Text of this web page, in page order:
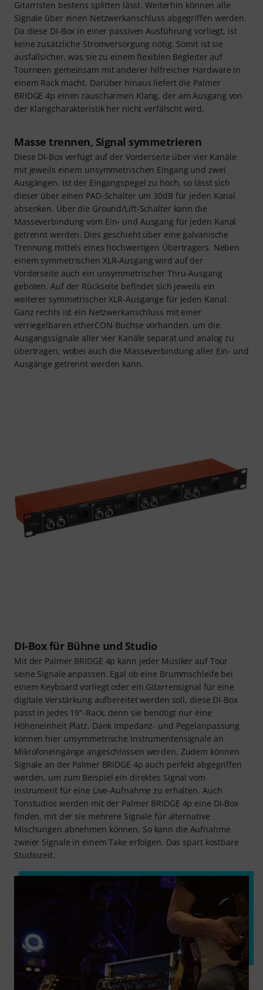
Gitarristen bestens splitten lässt. Weiterhin können alle
Signale über einen Netzwerkanschluss abgegriffen werden.
Da diese DI-Box in einer passiven Ausführung vorliegt, ist
keine zusätzliche Stromversorgung nötig. Somit ist sie
ausfallsicher, was sie zu einem flexiblen Begleiter auf
Tourneen gemeinsam mit anderer hilfreicher Hardware in
einem Rack macht. Darüber hinaus liefert die Palmer
BRIDGE 4p einen rauscharmen Klang, der am Ausgang von
der Klangcharakteristik her nicht verfälscht wird.
Masse trennen, Signal symmetrieren
Diese DI-Box verfügt auf der Vorderseite über vier Kanäle
mit jeweils einem unsymmetrischen Eingang und zwei
Ausgängen. Ist der Eingangspegel zu hoch, so lässt sich
dieser über einen PAD-Schalter um 30dB für jeden Kanal
absenken. Über die Ground/Lift-Schalter kann die
Masseverbindung vom Ein- und Ausgang für jeden Kanal
getrennt werden. Dies geschieht über eine galvanische
Trennung mittels eines hochwertigen Übertragers. Neben
einem symmetrischen XLR-Ausgang wird auf der
Vorderseite auch ein unsymmetrischer Thru-Ausgang
geboten. Auf der Rückseite befindet sich jeweils ein
weiterer symmetrischer XLR-Ausgange für jeden Kanal.
Ganz rechts ist ein Netzwerkanschluss mit einer
verriegelbaren etherCON-Buchse vorhanden, um die
Ausgangssignale aller vier Kanäle separat und analog zu
übertragen, wobei auch die Masseverbindung aller Ein- und
Ausgänge getrennt werden kann.
DI-Box für Bühne und Studio
Mit der Palmer BRIDGE 4p kann jeder Musiker auf Tour
seine Signale anpassen. Egal ob eine Brummschleife bei
einem Keyboard vorliegt oder ein Gitarrensignal für eine
digitale Verstärkung aufbereitet werden soll, diese DI-Box
passt in jedes 19"-Rack, denn sie benötigt nur eine
Höheneinheit Platz. Dank Impedanz- und Pegelanpassung
können hier unsymmetrische Instrumentensignale an
Mikrofoneingänge angeschlossen werden. Zudem können
Signale an der Palmer BRIDGE 4p auch perfekt abgegriffen
werden, um zum Beispiel ein direktes Signal vom
Instrument für eine Live-Aufnahme zu erhalten. Auch
Tonstudios werden mit der Palmer BRIDGE 4p eine DI-Box
finden, mit der sie mehrere Signale für alternative
Mischungen abnehmen können. So kann die Aufnahme
zweier Signale in einem Take erfolgen. Das spart kostbare
Studiozeit.